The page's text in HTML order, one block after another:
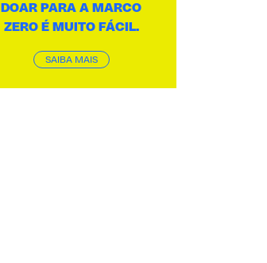
Rua da Aurora
DOAR PARA A MARCO
ZERO É MUITO FÁCIL.
SAIBA MAIS